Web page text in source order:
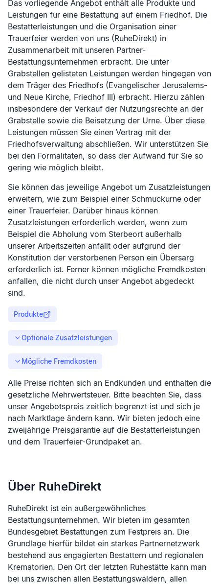
Das vorliegende Angebot enthält alle Produkte und
Leistungen für eine Bestattung auf einem Friedhof. Die
Bestatterleistungen und die Organisation einer
Trauerfeier werden von uns (RuheDirekt) in
Zusammenarbeit mit unseren Partner-
Bestattungsunternehmen erbracht. Die unter
Grabstellen gelisteten Leistungen werden hingegen von
dem Träger des Friedhofs (Evangelischer Jerusalems-
und Neue Kirche, Friedhof III) erbracht. Hierzu zählen
insbesondere der Verkauf der Nutzungsrechte an der
Grabstelle sowie die Beisetzung der Urne. Über diese
Leistungen müssen Sie einen Vertrag mit der
Friedhofsverwaltung abschließen. Wir unterstützen Sie
bei den Formalitäten, so dass der Aufwand für Sie so
gering wie möglich bleibt.
Sie können das jeweilige Angebot um Zusatzleistungen
erweitern, wie zum Beispiel einer Schmuckurne oder
einer Trauerfeier. Darüber hinaus können
Zusatzleistungen erforderlich werden, wenn zum
Beispiel die Abholung vom Sterbeort außerhalb
unserer Arbeitszeiten anfällt oder aufgrund der
Konstitution der verstorbenen Person ein Übersarg
erforderlich ist. Ferner können mögliche Fremdkosten
anfallen, die nicht durch unser Angebot abgedeckt
sind.
Produkte
Optionale Zusatzleistungen
Mögliche Fremdkosten
Alle Preise richten sich an Endkunden und enthalten die
gesetzliche Mehrwertsteuer. Bitte beachten Sie, dass
unser Angebotspreis zeitlich begrenzt ist und sich je
nach Marktlage ändern kann. Wir bieten jedoch eine
zweijährige Preisgarantie auf die Bestatterleistungen
und dem Trauerfeier-Grundpaket an.
Über RuheDirekt
RuheDirekt ist ein außergewöhnliches
Bestattungsunternehmen. Wir bieten im gesamten
Bundesgebiet Bestattungen zum Festpreis an. Die
Grundlage hierfür bildet ein starkes Partnernetzwerk
bestehend aus engagierten Bestattern und regionalen
Krematorien. Den Ort der letzten Ruhestätte kann man
bei uns zwischen allen Bestattungswäldern, allen